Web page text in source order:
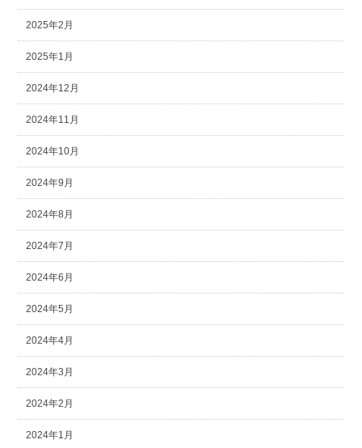
2025年2月
2025年1月
2024年12月
2024年11月
2024年10月
2024年9月
2024年8月
2024年7月
2024年6月
2024年5月
2024年4月
2024年3月
2024年2月
2024年1月